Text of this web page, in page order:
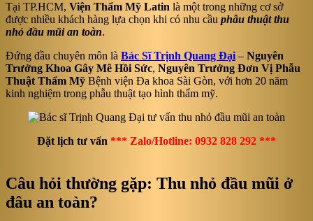
Tại TP.HCM, Viện Thẩm Mỹ Latin là một trong những cơ sở
được nhiều khách hàng lựa chọn khi có nhu cầu phẫu thuật thu
nhỏ đầu mũi an toàn.
Đứng đầu chuyên môn là Bác Sĩ Trịnh Quang Đại – Nguyên
Trưởng Khoa Gây Mê Hồi Sức, Nguyên Trưởng Đơn Vị Phẫu
Thuật Thẩm Mỹ Bệnh viện Đa khoa Sài Gòn, với hơn 20 năm
kinh nghiệm trong phẫu thuật tạo hình thẩm mỹ.
Đặt lịch tư vấn *** Zalo/Hotline: 0932 828 292 ***
Câu hỏi thường gặp: Thu nhỏ đầu mũi ở
đâu an toàn?